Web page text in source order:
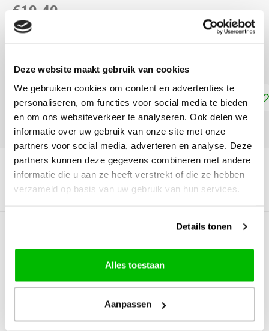
Deze website maakt gebruik van cookies
We gebruiken cookies om content en advertenties te
personaliseren, om functies voor social media te bieden
en om ons websiteverkeer te analyseren. Ook delen we
informatie over uw gebruik van onze site met onze
partners voor social media, adverteren en analyse. Deze
partners kunnen deze gegevens combineren met andere
informatie die u aan ze heeft verstrekt of die ze hebben
verzameld op basis van uw gebruik van hun services.
Details tonen
Alles toestaan
Aanpassen
€19,40
DIRECT LEVERBAAR
Cadmiumrood Licht 303 Lees meer
Toevoegen aan winkelwagen
DELEN:
Productomschrijving
Gerelateerde producten
BEOORDELINGEN